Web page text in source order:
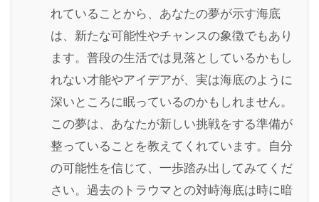
れていることから、あなたの夢が示す海底
は、新たな可能性やチャンスの象徴でもあり
ます。普段の生活では見落としているかもし
れない才能やアイデアが、実は海底のように
深いところに眠っているのかもしれません。
この夢は、あなたが新しい挑戦をする準備が
整っていることを教えてくれています。自分
の可能性を信じて、一歩踏み出してみてくだ
さい。過去のトラウマとの対峙海底は時に暗